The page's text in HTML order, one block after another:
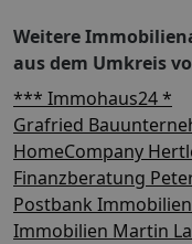
Weitere
aus dem Umkreis
*** Immohaus24 *
Grafried
HomeCompany
Finanzberatung
Postbank
Immobilien Martin